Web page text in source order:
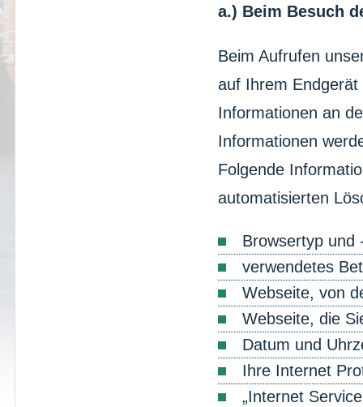
a.) Beim Besuch
Beim Aufrufen
auf Ihrem
Informationen an
Informationen
Folgende
automatisierten
Browsertyp und
verwendetes
Webseite, von
Webseite, die
Datum und
Ihre Internet
„Internet